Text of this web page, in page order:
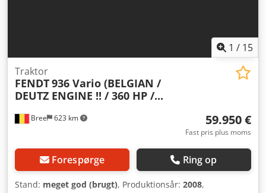
1 / 15
Bree 623 km
Traktor
FENDT936 Vario (BELGIAN /
DEUTZ ENGINE !! / 360 HP /...
59.950 €
Fast pris plus moms
Forespørge Ring op
Stand: meget god (brugt), Produktionsår: 2008,